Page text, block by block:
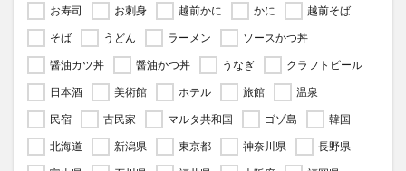
お寿司
お刺身 越前かに かに
越前そば
そば
うどん ラーメン
ソースかつ丼
醤油カツ丼
醤油かつ丼 うなぎ
クラフトビール
日本酒
美術館 ホテル 旅館
温泉
民宿
古民家 マルタ共和国 ゴゾ島
韓国
北海道
新潟県 東京都 神奈川県
長野県